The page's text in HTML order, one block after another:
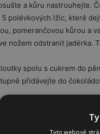
a kůru nastrouhejte.
polévkových lžic, které
pomerančovou kůrou a
nožem odstranit jadérka.
spolu s cukrem do
přidávejte do
ozdobte namletými
větší sušenku, která
Tyto webové